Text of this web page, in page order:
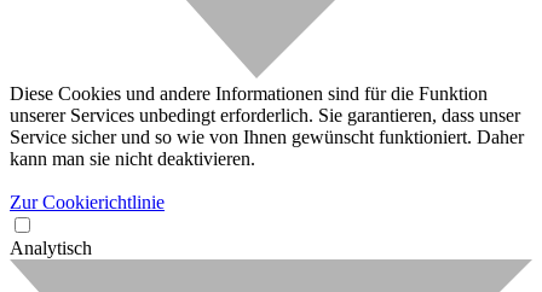
Diese Cookies und andere Informationen sind für die Funktion
unserer Services unbedingt erforderlich. Sie garantieren, dass unser
Service sicher und so wie von Ihnen gewünscht funktioniert. Daher
kann man sie nicht deaktivieren.
Zur Cookierichtlinie
Analytisch